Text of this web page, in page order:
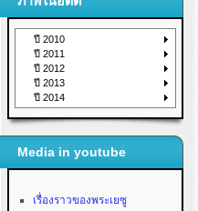
ปี 2010
ปี 2011
ปี 2012
ปี 2013
ปี 2014
Media in youtube
เรื่องราวของพระเยซู